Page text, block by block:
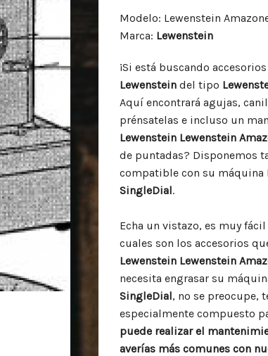
Modelo: Lewenstein
Marca: Lewenstein
¡Si está buscando
Lewenstein del tipo
Aquí encontrará agujas,
prénsatelas e incluso un
Lewenstein Lewenstein
de puntadas? Disponemos
compatible con su máquina
SingleDial.
Echa un vistazo, es muy
cuales son los accesorios
Lewenstein Lewenstein
necesita engrasar su
SingleDial, no se preocupe,
especialmente compuesto
puede realizar el
averías más comunes con